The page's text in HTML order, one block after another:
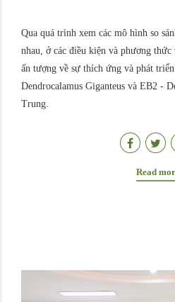
Qua quá trình xem các mô hình so
nhau, ở các điều kiện và phương
ấn tượng về sự thích ứng và phát
Dendrocalamus Giganteus và EB2 -
Trung.
Read